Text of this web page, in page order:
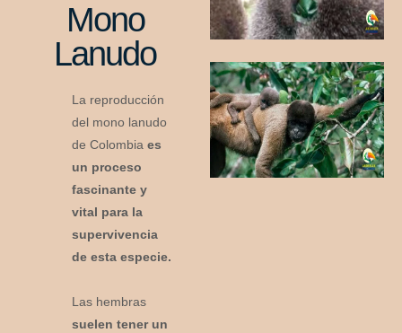
Mono
Lanudo
La reproducción
del mono lanudo
de Colombia es
un proceso
fascinante y
vital para la
supervivencia
de esta especie.
Las hembras
suelen tener un